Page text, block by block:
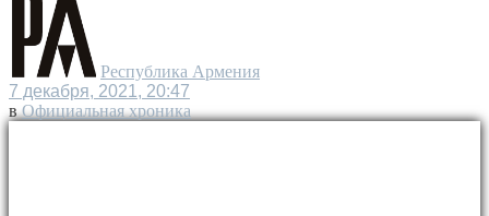
Республика Армения
7 декабря, 2021, 20:47
в Официальная хроника